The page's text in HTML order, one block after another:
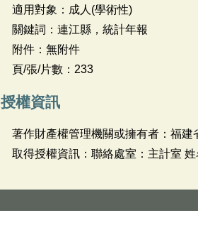
適用對象：成人(學術性)
關鍵詞：連江縣，統計年報
附件：無附件
頁/張/片數：233
授權資訊
著作財產權管理機關或擁有者：福建
取得授權資訊：聯絡處室：主計室